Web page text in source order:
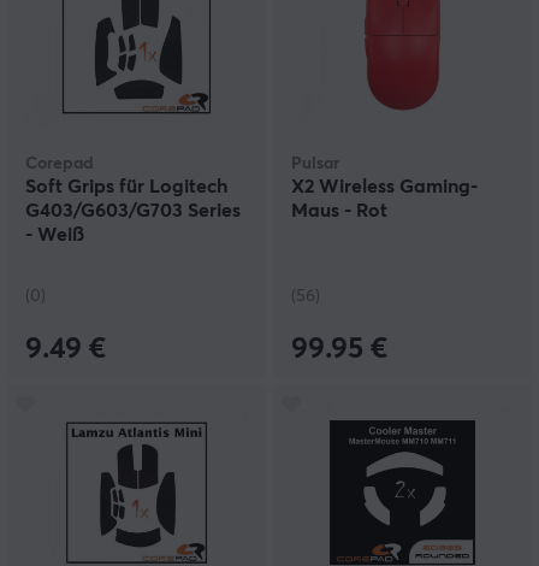
Corepad
Soft Grips für Logitech
G403/G603/G703 Series
- Weiß
(0)
9.49 €
Pulsar
X2 Wireless Gaming-
Maus - Rot
(56)
99.95 €